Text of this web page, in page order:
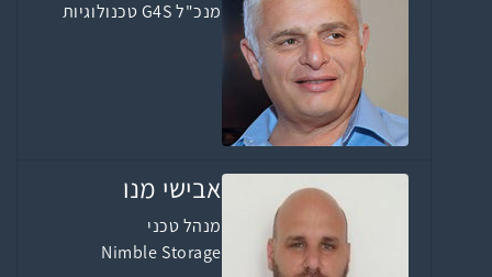
מנכ"ל G4S טכנולוגיות
אבישי מנו
מנהל טכני
Nimble Storage